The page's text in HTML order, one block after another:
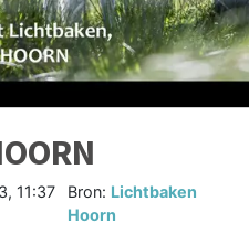
11:37
Bron: Lichtbaken
Hoorn